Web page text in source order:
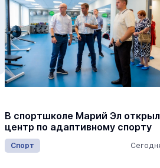
В спортшколе Марий Эл
центр по адаптивному спорту
Спорт